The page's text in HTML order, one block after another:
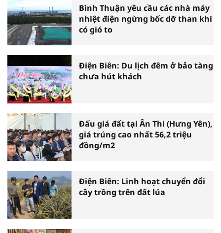
Bình Thuận yêu cầu các nhà máy
nhiệt điện ngừng bốc dỡ than khi
có gió to
Điện Biên: Du lịch đêm ở bảo tàng
chưa hút khách
Đấu giá đất tại Ân Thi (Hưng Yên),
giá trúng cao nhất 56,2 triệu
đồng/m2
Điện Biên: Linh hoạt chuyển đổi
cây trồng trên đất lúa